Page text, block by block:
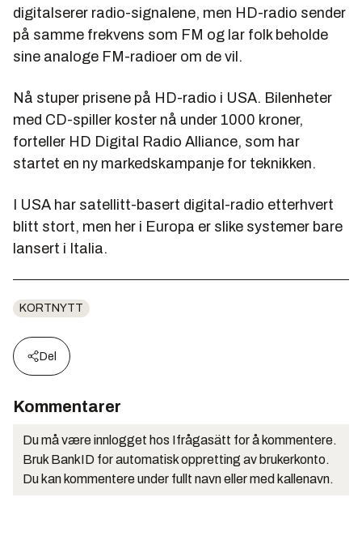
digitalserer radio-signalene, men HD-radio sender
på samme frekvens som FM og lar folk beholde
sine analoge FM-radioer om de vil.
Nå stuper prisene på HD-radio i USA. Bilenheter
med CD-spiller koster nå under 1000 kroner,
forteller HD Digital Radio Alliance, som har
startet en ny markedskampanje for teknikken.
I USA har satellitt-basert digital-radio etterhvert
blitt stort, men her i Europa er slike systemer bare
lansert i Italia.
KORTNYTT
Del
Kommentarer
Du må være innlogget hos Ifrågasätt for å kommentere.
Bruk BankID for automatisk oppretting av brukerkonto.
Du kan kommentere under fullt navn eller med kallenavn.